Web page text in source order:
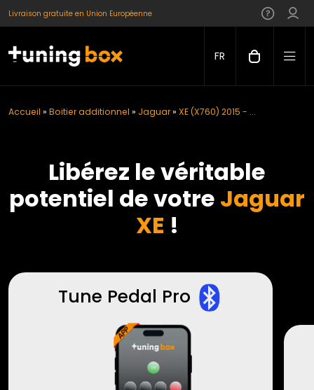
Livraison gratuite en Union Européenne
FR
Accueil » Boitier additionnel » Jaguar» XE (X760) 2015 - ...
Libérez le véritable
potentiel de votre Jaguar
XE !
Tune Pedal Pro